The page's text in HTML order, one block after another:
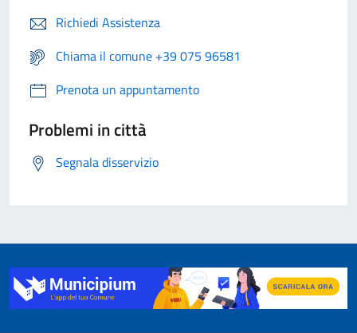
Richiedi Assistenza
Chiama il comune +39 075 96581
Prenota un appuntamento
Problemi in città
Segnala disservizio